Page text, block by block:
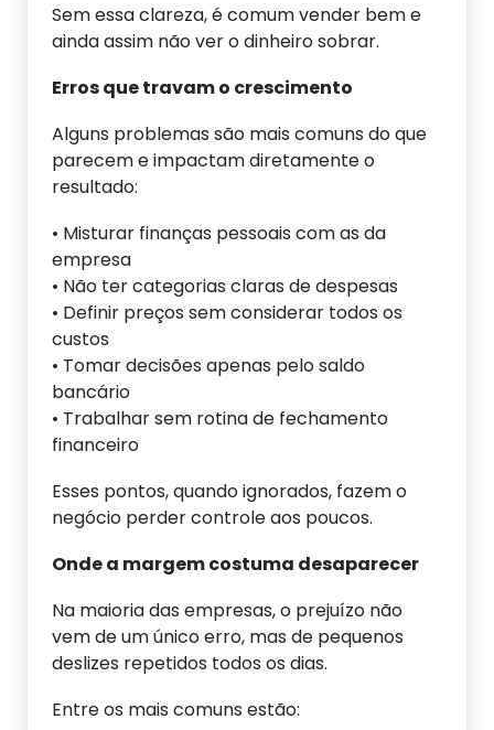
Sem essa clareza, é comum vender bem e
ainda assim não ver o dinheiro sobrar.
Erros que travam o crescimento
Alguns problemas são mais comuns do que
parecem e impactam diretamente o
resultado:
• Misturar finanças pessoais com as da
empresa
• Não ter categorias claras de despesas
• Definir preços sem considerar todos os
custos
• Tomar decisões apenas pelo saldo
bancário
• Trabalhar sem rotina de fechamento
financeiro
Esses pontos, quando ignorados, fazem o
negócio perder controle aos poucos.
Onde a margem costuma desaparecer
Na maioria das empresas, o prejuízo não
vem de um único erro, mas de pequenos
deslizes repetidos todos os dias.
Entre os mais comuns estão: